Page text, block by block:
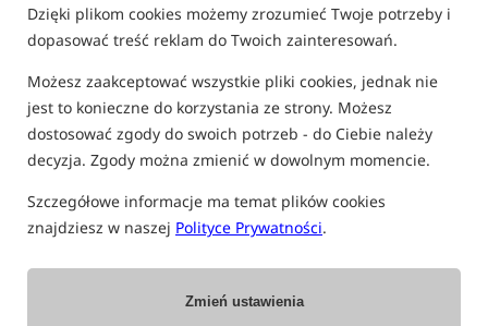
Dzięki plikom cookies możemy zrozumieć Twoje potrzeby i
dopasować treść reklam do Twoich zainteresowań.
Możesz zaakceptować wszystkie pliki cookies, jednak nie
jest to konieczne do korzystania ze strony. Możesz
dostosować zgody do swoich potrzeb - do Ciebie należy
decyzja. Zgody można zmienić w dowolnym momencie.
Szczegółowe informacje ma temat plików cookies
znajdziesz w naszej Polityce Prywatności.
Zmień ustawienia
(część opcji mogła zostać ukryta przez wybrany sposób filtrowania)